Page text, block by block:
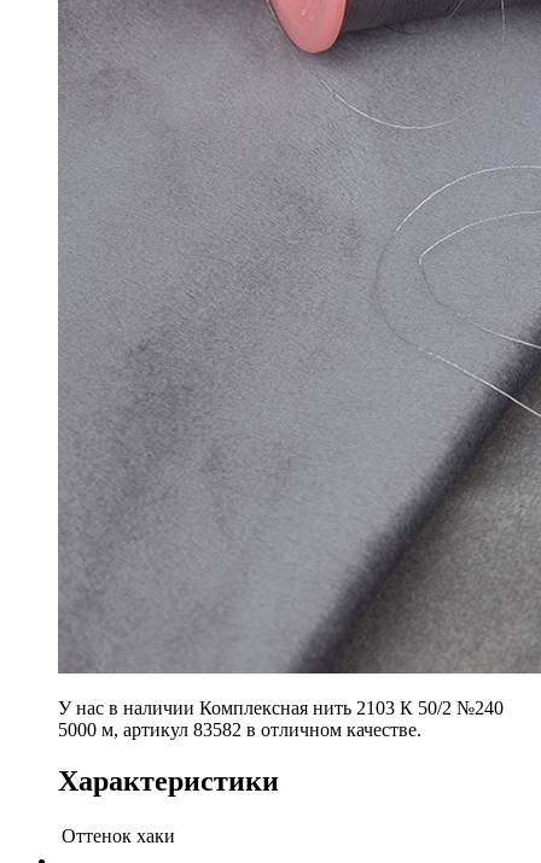
У нас в наличии Комплексная нить 2103 К 50/2 №240
5000 м, артикул 83582 в отличном качестве.
Характеристики
Оттенок хаки